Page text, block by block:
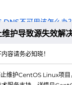
不可用该怎么办？
护导致源失效解
容请务必知晓！
维护CentOS Linux项